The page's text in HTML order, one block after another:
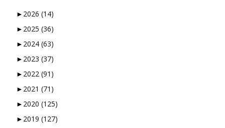
► 2026 (14)
► 2025 (36)
► 2024 (63)
► 2023 (37)
► 2022 (91)
► 2021 (71)
► 2020 (125)
► 2019 (127)